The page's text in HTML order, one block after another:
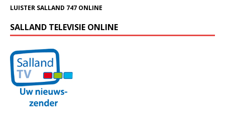
LUISTER SALLAND 747 ONLINE
SALLAND TELEVISIE ONLINE